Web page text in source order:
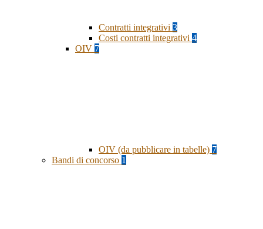
Contratti integrativi 3
Costi contratti integrativi 4
OIV 7
OIV (da pubblicare in tabelle) 7
Bandi di concorso 1